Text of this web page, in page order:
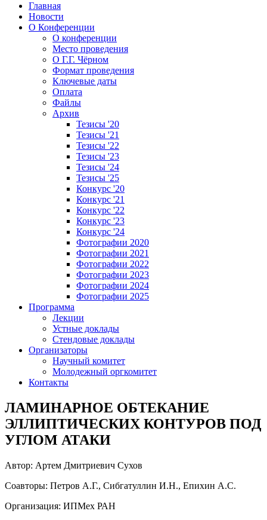
Главная
Новости
О Конференции
О конференции
Место проведения
О Г.Г. Чёрном
Формат проведения
Ключевые даты
Оплата
Файлы
Архив
Тезисы '20
Тезисы '21
Тезисы '22
Тезисы '23
Тезисы '24
Тезисы '25
Конкурс '20
Конкурс '21
Конкурс '22
Конкурс '23
Конкурс '24
Фотографии 2020
Фотографии 2021
Фотографии 2022
Фотографии 2023
Фотографии 2024
Фотографии 2025
Программа
Лекции
Устные доклады
Стендовые доклады
Организаторы
Научный комитет
Молодежный оргкомитет
Контакты
ЛАМИНАРНОЕ ОБТЕКАНИЕ
ЭЛЛИПТИЧЕСКИХ КОНТУРОВ ПОД
УГЛОМ АТАКИ
Автор: Артем Дмитриевич Сухов
Соавторы: Петров А.Г., Сибгатуллин И.Н., Епихин А.С.
Организация: ИПМех РАН